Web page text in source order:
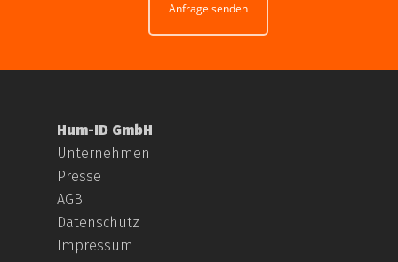
Anfrage senden
Hum-ID GmbH
Unternehmen
Presse
AGB
Datenschutz
Impressum